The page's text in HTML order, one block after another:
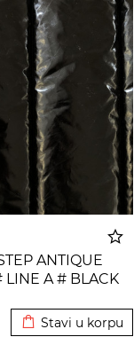
ANTIQUE
LINE A # BLACK
Stavi u korpu